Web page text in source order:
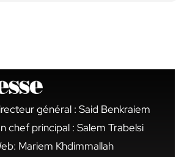
général : Said Benkraiem
chef principal : Salem Trabelsi
Mariem Khdimmallah